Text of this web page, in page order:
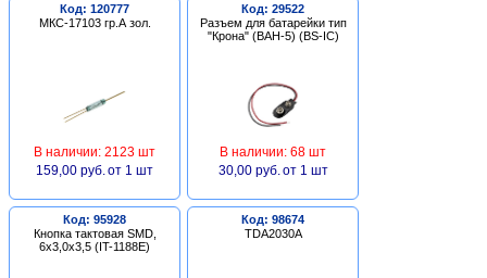
Код: 120777
МКС-17103 гр.А зол.
В наличии: 2123 шт
159,00 руб. от 1 шт
Код: 29522
Разъем для батарейки тип
"Крона" (BAH-5) (BS-IC)
В наличии: 68 шт
30,00 руб. от 1 шт
Код: 95928
Кнопка тактовая SMD,
6х3,0х3,5 (IT-1188E)
Код: 98674
TDA2030A